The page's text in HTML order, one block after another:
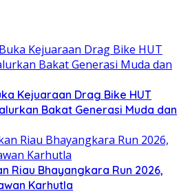
Kejuaraan Drag Bike HUT
Bakat Generasi Muda dan
Riau Bhayangkara Run 2026,
Karhutla